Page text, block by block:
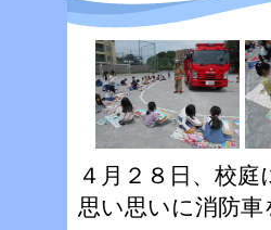
４月２８日、校
思い思いに消防